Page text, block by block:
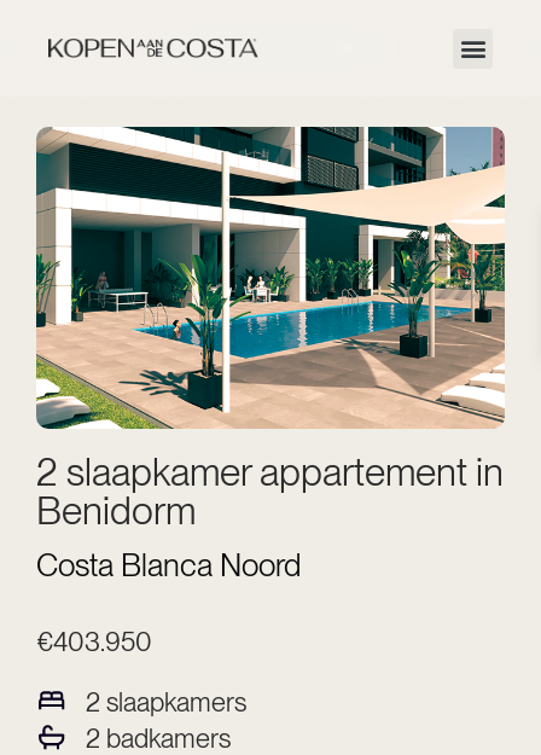
2 slaapkamer appartement in
Benidorm
Costa Blanca Noord
€403.950
2 slaapkamers
2 badkamers